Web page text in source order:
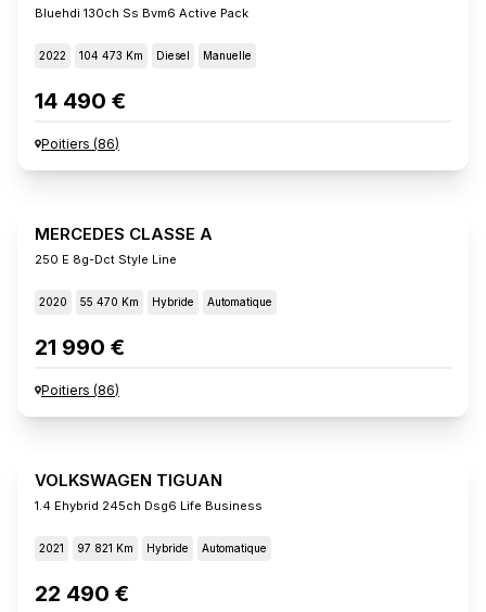
Bluehdi 130ch Ss Bvm6 Active Pack
2022 104 473 Km Diesel Manuelle
14 490 €
Poitiers (86)
MERCEDES CLASSE A
250 E 8g-Dct Style Line
2020 55 470 Km Hybride Automatique
21 990 €
Poitiers (86)
VOLKSWAGEN TIGUAN
1.4 Ehybrid 245ch Dsg6 Life Business
2021 97 821 Km Hybride Automatique
22 490 €